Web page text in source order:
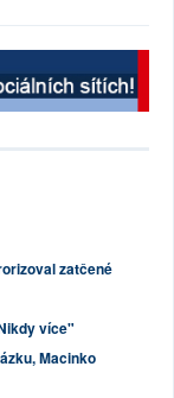
zatčené
více"
Macinko